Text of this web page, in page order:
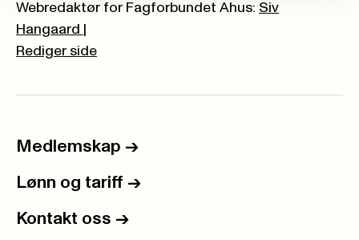
Webredaktør for Fagforbundet Ahus: Siv
Hangaard
Rediger side
Medlemskap ->
Lønn og tariff ->
Kontakt oss ->